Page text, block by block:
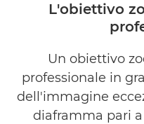
Recensioni
TROVA UN RIVENDITORE
L'obiettivo
Un obiettivo
professionale in
dell'immagine
diaframma pari